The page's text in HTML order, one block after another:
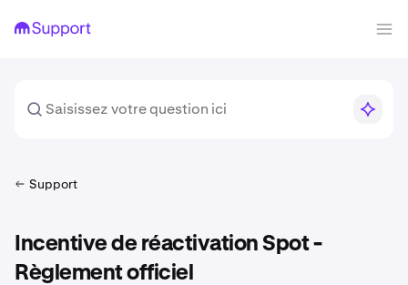
Support
Incentive de réactivation Spot -
Règlement officiel